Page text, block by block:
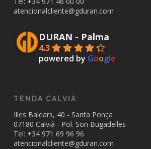
atencionalcliente@gduran.com
DURAN - Palma
4.3
powered by Google
TENDA CALVIÀ
Illes Balears, 40 - Santa Ponça
07180 Calvià - Pol. Son Bugadelles
Tel: +34 971 69 96 96
atencionalcliente@gduran.com